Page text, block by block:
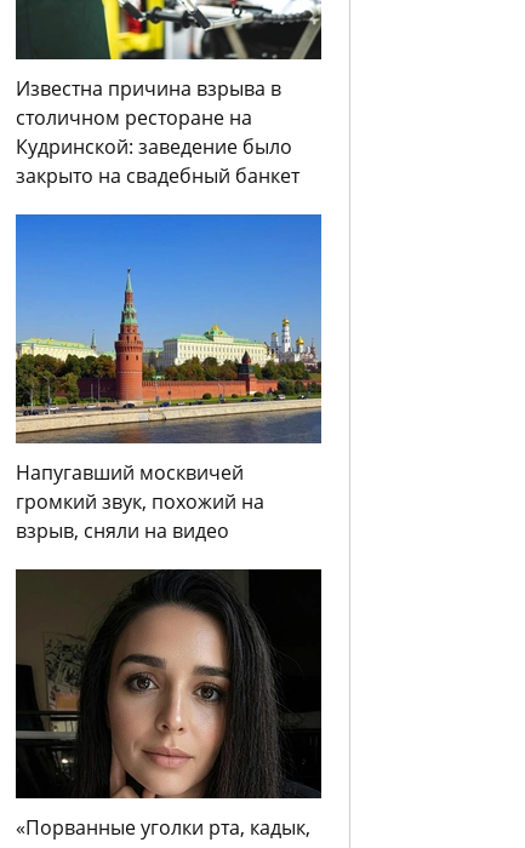
Известна причина взрыва в
столичном ресторане на
Кудринской: заведение было
закрыто на свадебный банкет
Напугавший москвичей
громкий звук, похожий на
взрыв, сняли на видео
«Порванные уголки рта, кадык,